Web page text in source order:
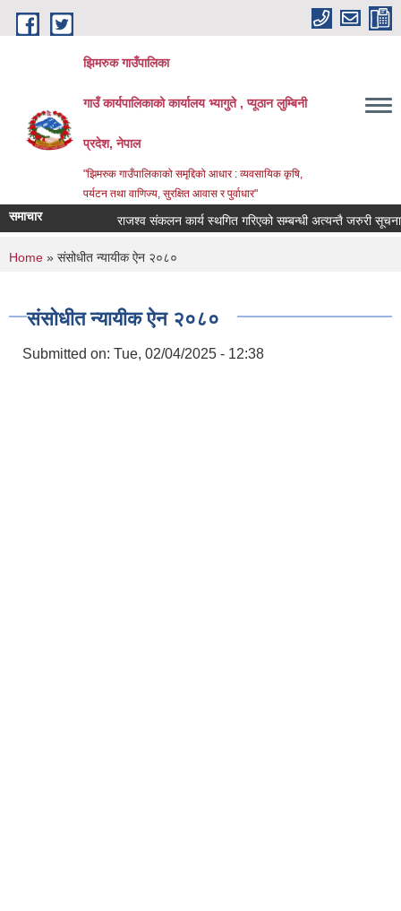
Skip to main content
झिमरुक गाउँपालिका
गाउँ कार्यपालिकाको कार्यालय भ्यागुते , प्यूठान लुम्बिनी
प्रदेश, नेपाल
"झिमरुक गाउँपालिकाको समृद्दिको आधार : व्यवसायिक कृषि,
पर्यटन तथा वाणिज्य, सुरक्षित आवास र पुर्वाधार"
समाचार राजश्व संकलन कार्य स्थगित गरिएको सम्बन्धी अत्यन्तै जरुरी सूचना ।
You are here
Home » संसोधीत न्यायीक ऐन २०८०
संसोधीत न्यायीक ऐन २०८०
Submitted on: Tue, 02/04/2025 - 12:38